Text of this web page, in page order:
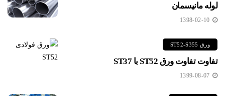
لوله مانیسمان
1398-02-10
ورق ST52-S355
تفاوت تفاوت ورق ST52 با ST37
1399-08-07